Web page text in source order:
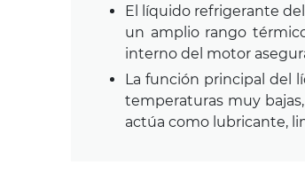
El líquido refrigerante
un amplio rango
interno del motor
La función principal del
temperaturas muy
actúa como lubricante,